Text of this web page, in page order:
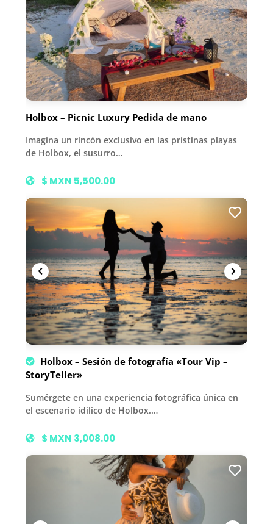
Holbox – Picnic Luxury Pedida de mano
Imagina un rincón exclusivo en las prístinas playas
de Holbox, el susurro…
$ MXN 5,500.00
Holbox – Sesión de fotografía «Tour Vip –
StoryTeller»
Sumérgete en una experiencia fotográfica única en
el escenario idílico de Holbox.…
$ MXN 3,008.00